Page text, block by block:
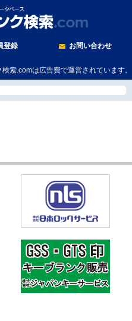
登録 お問い合わせ
索.comは広告費で運営されています。